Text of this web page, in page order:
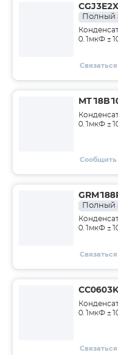
Полный
0.1мкФ
0.1мкФ
Сообщить
Полный
0.1мкФ
0.1мкФ